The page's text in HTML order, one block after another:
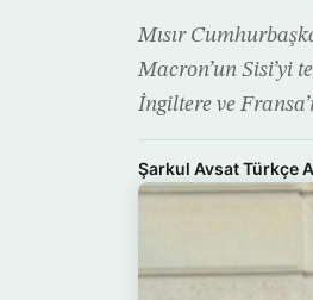
Mısır
Macron’un Sisi’yi
İngiltere ve
Şarkul Avsat Türkçe